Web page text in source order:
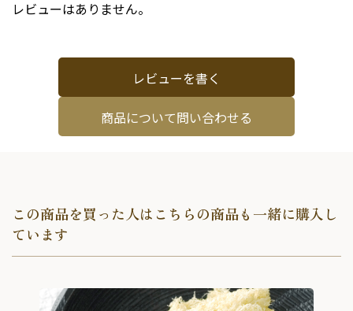
レビューはありません。
レビューを書く
商品について問い合わせる
この商品を買った人はこちらの商品も一緒に購入し
ています